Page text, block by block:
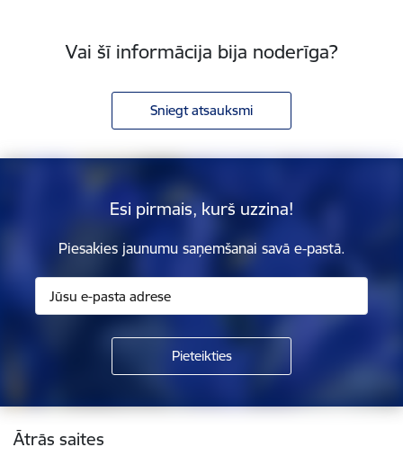
Vai šī informācija bija noderīga?
Sniegt atsauksmi
Esi pirmais, kurš uzzina!
Piesakies jaunumu saņemšanai savā e-pastā.
Kājene
Ātrās saites